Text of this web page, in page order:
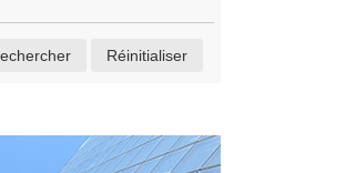
Réinitialiser